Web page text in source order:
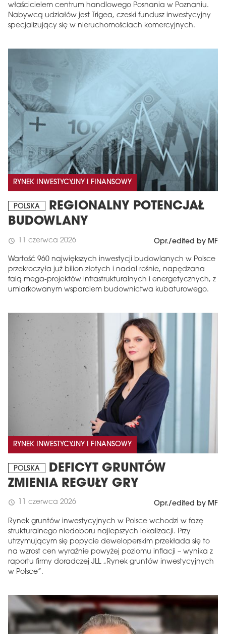
właścicielem centrum handlowego Posnania w Poznaniu.
Nabywcą udziałów jest Trigea, czeski fundusz inwestycyjny
specjalizujący się w nieruchomościach komercyjnych.
RYNEK INWESTYCYJNY I FINANSOWY
POLSKA
REGIONALNY POTENCJAŁ
BUDOWLANY
schedule 11 czerwca 2026 Opr./edited by MF
Wartość 960 największych inwestycji budowlanych w Polsce
przekroczyła już bilion złotych i nadal rośnie, napędzana
falą mega-projektów infrastrukturalnych i energetycznych, z
umiarkowanym wsparciem budownictwa kubaturowego.
RYNEK INWESTYCYJNY I FINANSOWY
POLSKA
DEFICYT GRUNTÓW
ZMIENIA REGUŁY GRY
schedule 11 czerwca 2026 Opr./edited by MF
Rynek gruntów inwestycyjnych w Polsce wchodzi w fazę
strukturalnego niedoboru najlepszych lokalizacji. Przy
utrzymującym się popycie deweloperskim przekłada się to
na wzrost cen wyraźnie powyżej poziomu inflacji – wynika z
raportu firmy doradczej JLL „Rynek gruntów inwestycyjnych
w Polsce”.